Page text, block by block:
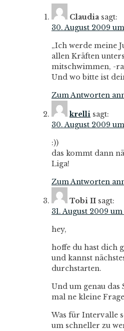
Claudia sagt:
30. August 2009
„Ich werde meine
allen Kräften
mitschwimmen, -
Und wo bitte ist
Zum Antworten
krelli sagt:
30. August 2009
:))
das kommt dann
Liga!
Zum Antworten
Tobi II sagt:
31. August 2009
hey,
hoffe du hast dich
und kannst
durchstarten.
Und um genau das
mal ne kleine Frage
Was für Intervalle
um schneller zu